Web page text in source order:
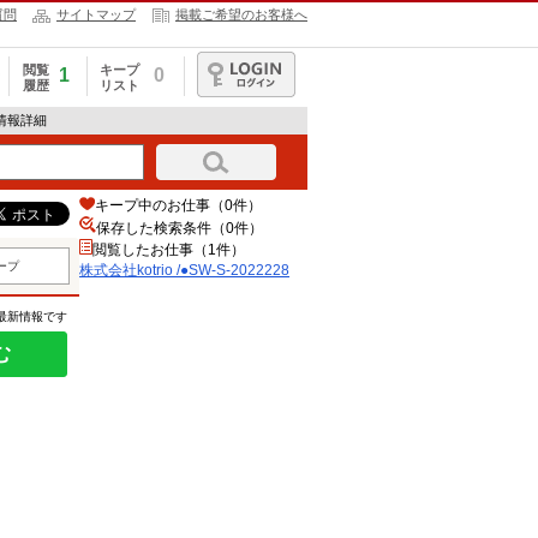
問 サイトマップ 掲載ご希望のお客様へ
閲覧
履歴
1
キープ
リスト
0
ログイン
報詳細
プ
新情報です
キープ中のお仕事（0件）
保存した検索条件（0件）
閲覧したお仕事（1件）
株式会社kotrio /●SW-S-2022228